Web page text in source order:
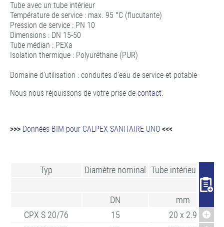
Tube avec un tube intérieur
Température de service : max. 95 °C (flucutante)
Pression de service : PN 10
Dimensions : DN 15-50
Tube médian : PEXa
Isolation thermique : Polyuréthane (PUR)
Domaine d’utilisation : conduites d’eau de service et potable
Nous nous réjouissons de votre prise de contact.
>>> Données BIM pour CALPEX SANITAIRE UNO <<<
Typ Diamètre nominal Tube intérieur PEX
DN
mm
CPX S 20/76
15
20 x 2.9